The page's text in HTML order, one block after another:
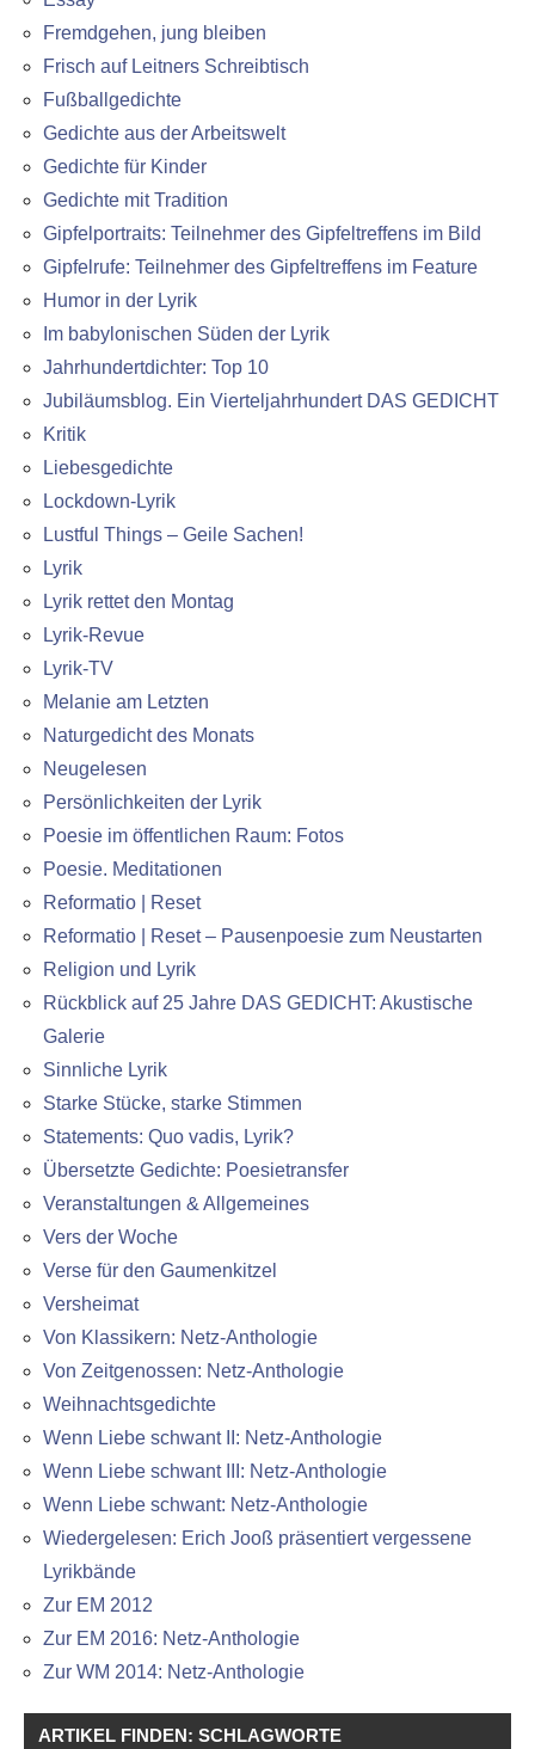
Fremdgehen, jung bleiben
Frisch auf Leitners Schreibtisch
Fußballgedichte
Gedichte aus der Arbeitswelt
Gedichte für Kinder
Gedichte mit Tradition
Gipfelportraits: Teilnehmer des Gipfeltreffens im Bild
Gipfelrufe: Teilnehmer des Gipfeltreffens im Feature
Humor in der Lyrik
Im babylonischen Süden der Lyrik
Jahrhundertdichter: Top 10
Jubiläumsblog. Ein Vierteljahrhundert DAS GEDICHT
Kritik
Liebesgedichte
Lockdown-Lyrik
Lustful Things – Geile Sachen!
Lyrik
Lyrik rettet den Montag
Lyrik-Revue
Lyrik-TV
Melanie am Letzten
Naturgedicht des Monats
Neugelesen
Persönlichkeiten der Lyrik
Poesie im öffentlichen Raum: Fotos
Poesie. Meditationen
Reformatio | Reset
Reformatio | Reset – Pausenpoesie zum Neustarten
Religion und Lyrik
Rückblick auf 25 Jahre DAS GEDICHT: Akustische
Galerie
Sinnliche Lyrik
Starke Stücke, starke Stimmen
Statements: Quo vadis, Lyrik?
Übersetzte Gedichte: Poesietransfer
Veranstaltungen & Allgemeines
Vers der Woche
Verse für den Gaumenkitzel
Versheimat
Von Klassikern: Netz-Anthologie
Von Zeitgenossen: Netz-Anthologie
Weihnachtsgedichte
Wenn Liebe schwant II: Netz-Anthologie
Wenn Liebe schwant III: Netz-Anthologie
Wenn Liebe schwant: Netz-Anthologie
Wiedergelesen: Erich Jooß präsentiert vergessene
Lyrikbände
Zur EM 2012
Zur EM 2016: Netz-Anthologie
Zur WM 2014: Netz-Anthologie
ARTIKEL FINDEN: SCHLAGWORTE